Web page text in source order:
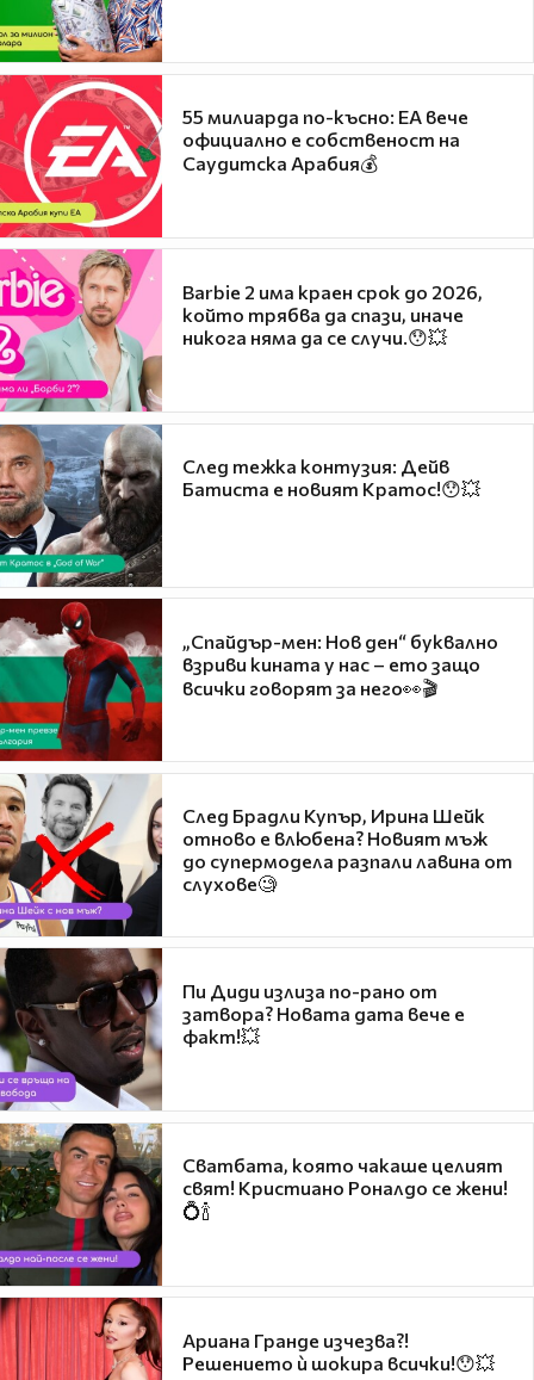
55 милиарда по-късно: EA вече
официално е собственост на
Саудитска Арабия💰
Barbie 2 има краен срок до 2026,
който трябва да спази, иначе
никога няма да се случи.😯💥
След тежка контузия: Дейв
Батиста е новият Кратос!😯💥
„Спайдър-мен: Нов ден“ буквално
взриви кината у нас – ето защо
всички говорят за него👀🎬
След Брадли Купър, Ирина Шейк
отново е влюбена? Новият мъж
до супермодела разпали лавина от
слухове🧐
Пи Диди излиза по-рано от
затвора? Новата дата вече е
факт!💥
Сватбата, която чакаше целият
свят! Кристиано Роналдо се жени!
💍🍾
Ариана Гранде изчезва?!
Решението ѝ шокира всички!😯💥